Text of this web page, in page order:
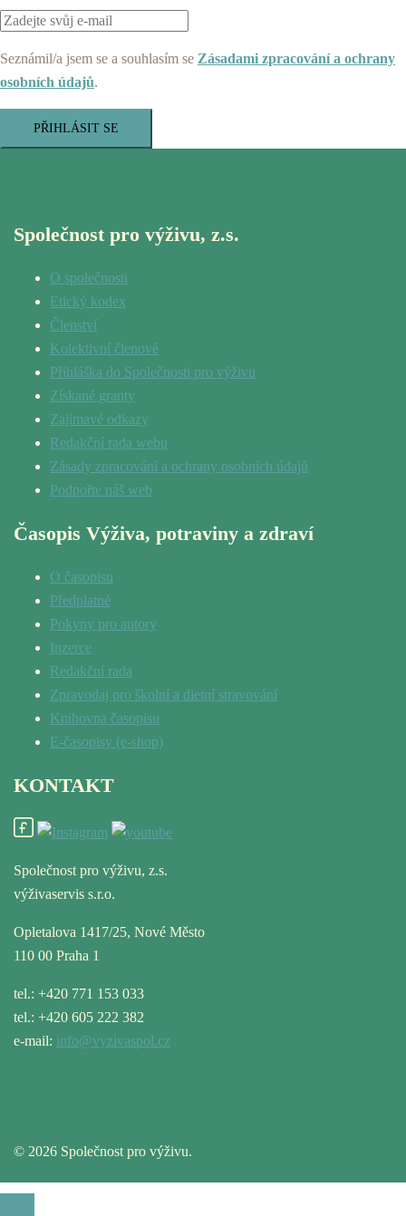
Seznámil/a jsem se a souhlasím se Zásadami zpracování a ochrany
osobních údajů.
PŘIHLÁSIT SE
Společnost pro výživu, z.s.
O společnosti
Etický kodex
Členství
Kolektivní členové
Přihláška do Společnosti pro výživu
Získané granty
Zajímavé odkazy
Redakční rada webu
Zásady zpracování a ochrany osobních údajů
Podpořte náš web
Časopis Výživa, potraviny a zdraví
O časopisu
Předplatné
Pokyny pro autory
Inzerce
Redakční rada
Zpravodaj pro školní a dietní stravování
Knihovna časopisu
E-časopisy (e-shop)
KONTAKT
Společnost pro výživu, z.s.
výživaservis s.r.o.
Opletalova 1417/25, Nové Město
110 00 Praha 1
tel.: +420 771 153 033
tel.: +420 605 222 382
e-mail: info@vyzivaspol.cz
© 2026 Společnost pro výživu.